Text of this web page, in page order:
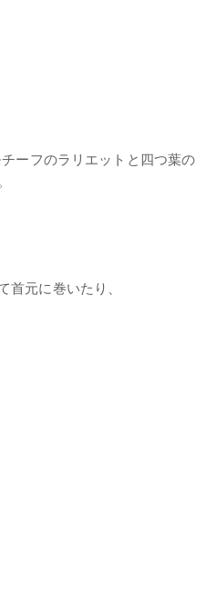
ーフのラリエットと四つ葉の
首元に巻いたり、